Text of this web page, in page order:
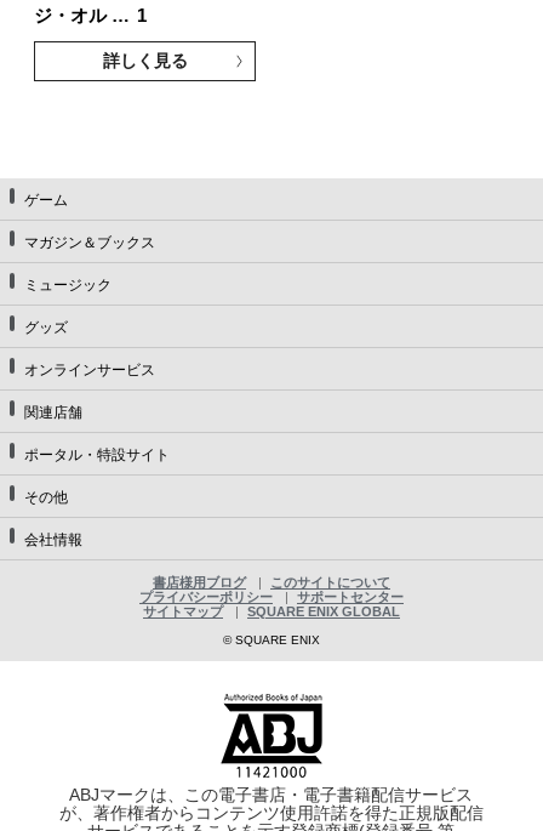
ジ・オル … 1
詳しく見る
ゲーム
マガジン＆ブックス
ミュージック
グッズ
オンラインサービス
関連店舗
ポータル・特設サイト
その他
会社情報
書店様用ブログ
このサイトについて
プライバシーポリシー
サポートセンター
サイトマップ
SQUARE ENIX GLOBAL
© SQUARE ENIX
ABJマークは、この電子書店・電子書籍配信サービス
が、著作権者からコンテンツ使用許諾を得た正規版配信